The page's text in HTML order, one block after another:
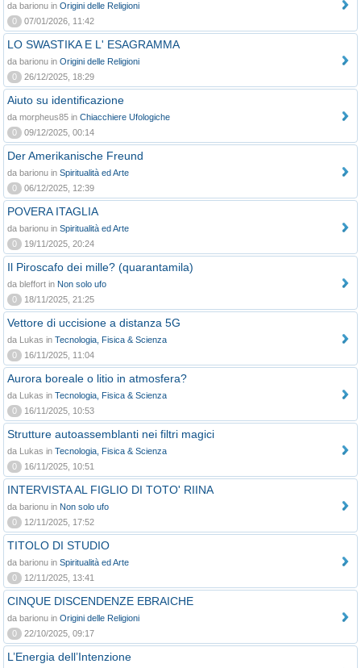
da barionu in Origini delle Religioni
0
07/01/2026, 11:42
LO SWASTIKA E L' ESAGRAMMA
da barionu in Origini delle Religioni
0
26/12/2025, 18:29
Aiuto su identificazione
da morpheus85 in Chiacchiere Ufologiche
0
09/12/2025, 00:14
Der Amerikanische Freund
da barionu in Spiritualità ed Arte
0
06/12/2025, 12:39
POVERA ITAGLIA
da barionu in Spiritualità ed Arte
0
19/11/2025, 20:24
Il Piroscafo dei mille? (quarantamila)
da bleffort in Non solo ufo
0
18/11/2025, 21:25
Vettore di uccisione a distanza 5G
da Lukas in Tecnologia, Fisica & Scienza
0
16/11/2025, 11:04
Aurora boreale o litio in atmosfera?
da Lukas in Tecnologia, Fisica & Scienza
0
16/11/2025, 10:53
Strutture autoassemblanti nei filtri magici
da Lukas in Tecnologia, Fisica & Scienza
0
16/11/2025, 10:51
INTERVISTA AL FIGLIO DI TOTO' RIINA
da barionu in Non solo ufo
0
12/11/2025, 17:52
TITOLO DI STUDIO
da barionu in Spiritualità ed Arte
0
12/11/2025, 13:41
CINQUE DISCENDENZE EBRAICHE
da barionu in Origini delle Religioni
0
22/10/2025, 09:17
L’Energia dell’Intenzione